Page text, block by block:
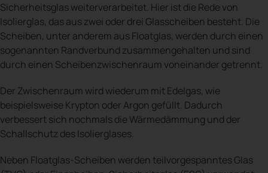
Sicherheitsglas weiterverarbeitet. Hier ist die Rede von
Isolierglas, das aus zwei oder drei Glasscheiben besteht. Die
Scheiben, unter anderem aus Floatglas, werden durch einen
sogenannten Randverbund zusammengehalten und sind
durch einen Scheibenzwischenraum voneinander getrennt.
Der Zwischenraum wird wiederum mit Edelgas, wie
beispielsweise Krypton oder Argon gefüllt. Dadurch
verbessert sich nochmals die Wärmedämmung und der
Schallschutz des Isolierglases.
Neben Floatglas-Scheiben werden teilvorgespanntes Glas